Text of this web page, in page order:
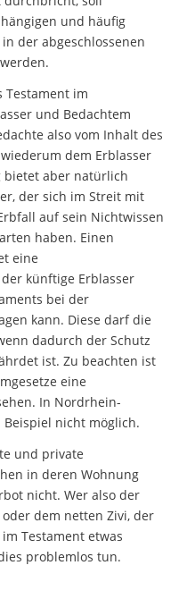
und häufig
der abgeschlossenen
Testament im
und Bedachtem
also vom Inhalt des
dem Erblasser
bietet aber natürlich
der sich im Streit mit
auf sein Nichtwissen
haben. Einen
eine
künftige Erblasser
bei der
kann. Diese darf die
dadurch der Schutz
ist. Zu beachten ist
eine
In Nordrhein-
nicht möglich.
und private
in deren Wohnung
nicht. Wer also der
dem netten Zivi, der
Testament etwas
problemlos tun.